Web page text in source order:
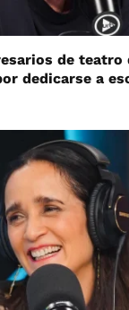
de teatro
dedicarse a